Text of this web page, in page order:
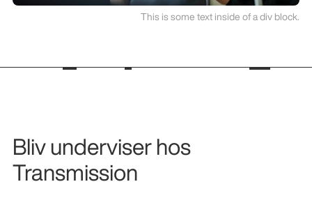
This is some text inside of a div block.
Bliv underviser hos
Transmission